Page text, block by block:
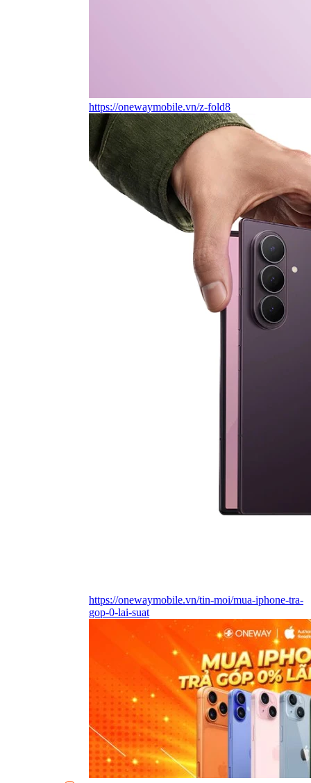
https://onewaymobile.vn/z-fold8
https://onewaymobile.vn/tin-moi/mua-iphone-tra-
gop-0-lai-suat